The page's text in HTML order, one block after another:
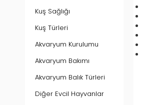
Kuş Sağlığı
Kuş Türleri
Akvaryum Kurulumu
Akvaryum Bakımı
Akvaryum Balık Türleri
Diğer Evcil Hayvanlar